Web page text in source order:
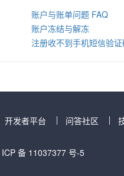
账户与账单问题 FAQ
账户冻结与解冻
注册收不到手机短信验
开发者平台 问答社区
备 11037377 号-5